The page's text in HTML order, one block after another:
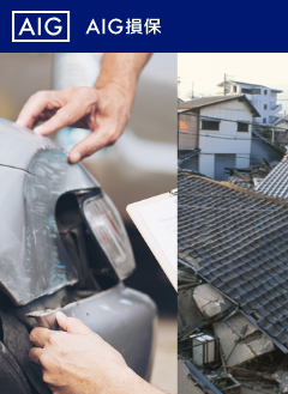
メ
イ
テ
に
ジ
ャ
ン
プ
こ
こ
イ
ン
テ
ン
ツ
で